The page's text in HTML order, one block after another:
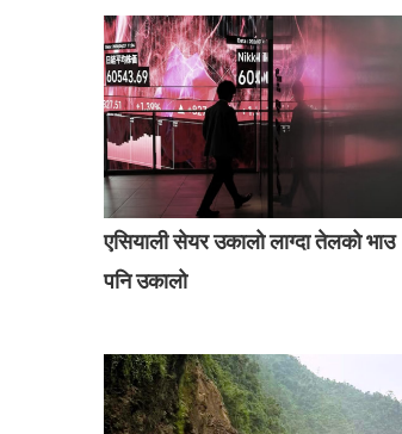
एसियाली सेयर उकालो लाग्दा तेलको भाउ
पनि उकालो